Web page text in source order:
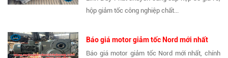
hộp giảm tốc công nghiệp chất...
Báo giá motor giảm tốc Nord mới nhất
Báo giá motor giảm tốc Nord mới nhất, chính